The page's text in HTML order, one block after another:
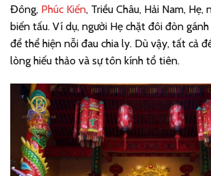
Đông, Phúc Kiến, Triều Châu, Hải Nam, Hẹ,
biến tấu. Ví dụ, người Hẹ chặt đôi đòn
để thể hiện nỗi đau chia ly. Dù vậy, tất cả
lòng hiếu thảo và sự tôn kính tổ tiên.